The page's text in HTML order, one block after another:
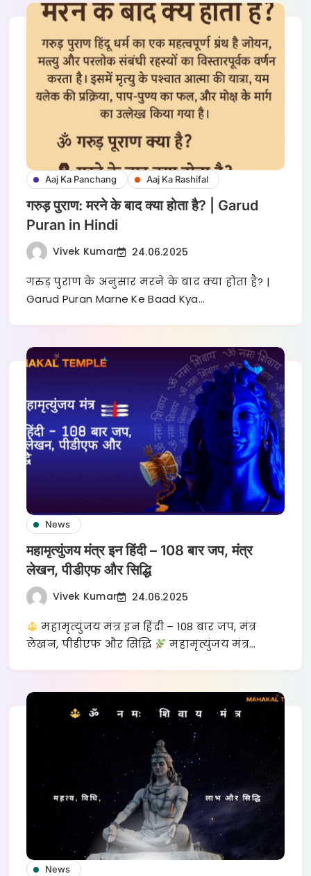
Aaj Ka Panchang Aaj Ka Rashifal
गरुड़ पुराण: मरने के बाद क्या होता है? | Garud
Puran in Hindi
Vivek Kumar 24.06.2025
गरुड़ पुराण के अनुसार मरने के बाद क्या होता है? |
Garud Puran Marne Ke Baad Kya…
News
महामृत्युंजय मंत्र इन हिंदी – 108 बार जप, मंत्र
लेखन, पीडीएफ और सिद्धि
Vivek Kumar 24.06.2025
महामृत्युंजय मंत्र इन हिंदी – 108 बार जप, मंत्र
लेखन, पीडीएफ और सिद्धि
महामृत्युंजय मंत्र…
News